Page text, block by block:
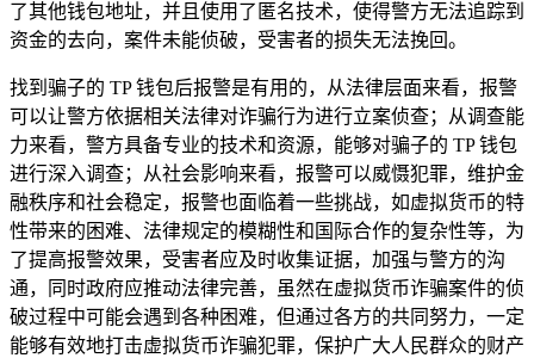
了其他钱包地址，并且使用了匿名技术，使得警方无法追踪到
资金的去向，案件未能侦破，受害者的损失无法挽回。
找到骗子的 TP 钱包后报警是有用的，从法律层面来看，报警
可以让警方依据相关法律对诈骗行为进行立案侦查；从调查能
力来看，警方具备专业的技术和资源，能够对骗子的 TP 钱包
进行深入调查；从社会影响来看，报警可以威慑犯罪，维护金
融秩序和社会稳定，报警也面临着一些挑战，如虚拟货币的特
性带来的困难、法律规定的模糊性和国际合作的复杂性等，为
了提高报警效果，受害者应及时收集证据，加强与警方的沟
通，同时政府应推动法律完善，虽然在虚拟货币诈骗案件的侦
破过程中可能会遇到各种困难，但通过各方的共同努力，一定
能够有效地打击虚拟货币诈骗犯罪，保护广大人民群众的财产